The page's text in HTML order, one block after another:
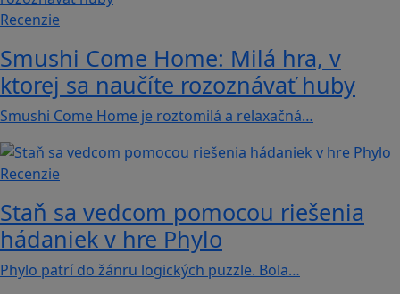
Recenzie
Smushi Come Home: Milá hra, v
ktorej sa naučíte rozoznávať huby
Smushi Come Home je roztomilá a relaxačná…
Recenzie
Staň sa vedcom pomocou riešenia
hádaniek v hre Phylo
Phylo patrí do žánru logických puzzle. Bola…